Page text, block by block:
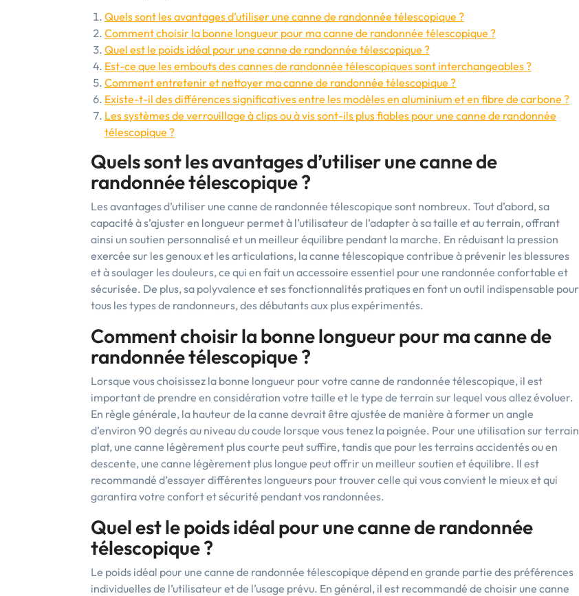
Quels sont les avantages d’utiliser une canne de randonnée télescopique ?
Comment choisir la bonne longueur pour ma canne de randonnée télescopique ?
Quel est le poids idéal pour une canne de randonnée télescopique ?
Est-ce que les embouts des cannes de randonnée télescopiques sont interchangeables ?
Comment entretenir et nettoyer ma canne de randonnée télescopique ?
Existe-t-il des différences significatives entre les modèles en aluminium et en fibre de carbone ?
Les systèmes de verrouillage à clips ou à vis sont-ils plus fiables pour une canne de randonnée
télescopique ?
Quels sont les avantages d’utiliser une canne de
randonnée télescopique ?
Les avantages d’utiliser une canne de randonnée télescopique sont nombreux. Tout d’abord, sa
capacité à s’ajuster en longueur permet à l’utilisateur de l’adapter à sa taille et au terrain, offrant
ainsi un soutien personnalisé et un meilleur équilibre pendant la marche. En réduisant la pression
exercée sur les genoux et les articulations, la canne télescopique contribue à prévenir les blessures
et à soulager les douleurs, ce qui en fait un accessoire essentiel pour une randonnée confortable et
sécurisée. De plus, sa polyvalence et ses fonctionnalités pratiques en font un outil indispensable pour
tous les types de randonneurs, des débutants aux plus expérimentés.
Comment choisir la bonne longueur pour ma canne de
randonnée télescopique ?
Lorsque vous choisissez la bonne longueur pour votre canne de randonnée télescopique, il est
important de prendre en considération votre taille et le type de terrain sur lequel vous allez évoluer.
En règle générale, la hauteur de la canne devrait être ajustée de manière à former un angle
d’environ 90 degrés au niveau du coude lorsque vous tenez la poignée. Pour une utilisation sur terrain
plat, une canne légèrement plus courte peut suffire, tandis que pour les terrains accidentés ou en
descente, une canne légèrement plus longue peut offrir un meilleur soutien et équilibre. Il est
recommandé d’essayer différentes longueurs pour trouver celle qui vous convient le mieux et qui
garantira votre confort et sécurité pendant vos randonnées.
Quel est le poids idéal pour une canne de randonnée
télescopique ?
Le poids idéal pour une canne de randonnée télescopique dépend en grande partie des préférences
individuelles de l’utilisateur et de l’usage prévu. En général, il est recommandé de choisir une canne